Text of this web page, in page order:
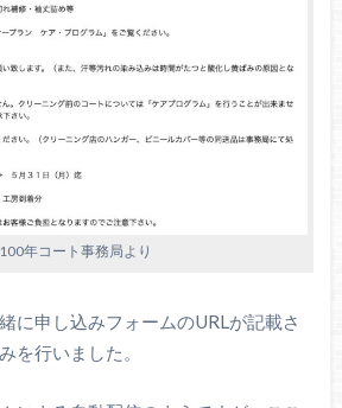
100年コート事務局より
に申し込みフォームのURLが記載さ
を行いました。